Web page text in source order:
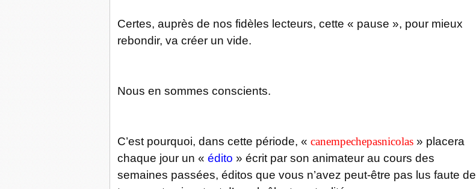
Certes, auprès de nos fidèles lecteurs, cette « pause », pour mieux
rebondir, va créer un vide.
Nous en sommes conscients.
C’est pourquoi, dans cette période, « canempechepasnicolas » placera
chaque jour un « édito » écrit par son animateur au cours des
semaines passées, éditos que vous n’avez peut-être pas lus faute de